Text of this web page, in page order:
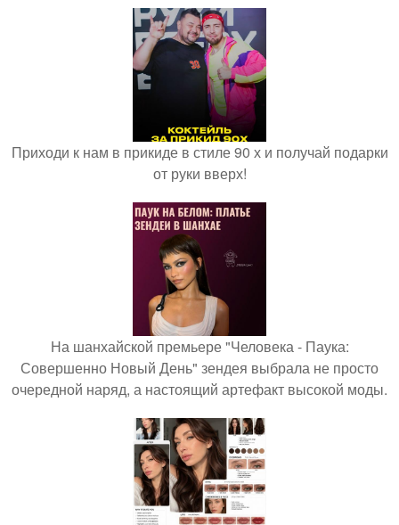
Приходи к нам в прикиде в стиле 90 х и получай подарки
от руки вверх!
На шанхайской премьере "Человека - Паука:
Совершенно Новый День" зендея выбрала не просто
очередной наряд, а настоящий артефакт высокой моды.